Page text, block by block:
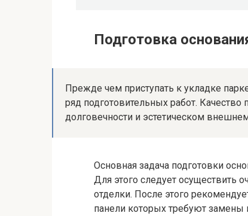
Подготовка
Прежде чем приступать к укладке
ряд подготовительных работ.
долговечности и эстетическом
Основная задача подготовки
Для этого следует осуществить
отделки. После этого
панели которых требуют замены